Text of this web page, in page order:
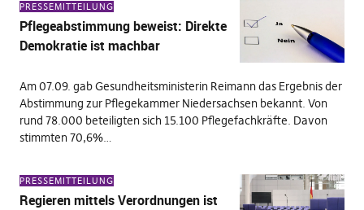
PRESSEMITTEILUNG
Pflegeabstimmung beweist: Direkte
Demokratie ist machbar
Am 07.09. gab Gesundheitsministerin Reimann das Ergebnis der
Abstimmung zur Pflegekammer Niedersachsen bekannt. Von
rund 78.000 beteiligten sich 15.100 Pflegefachkräfte. Davon
stimmten 70,6%…
PRESSEMITTEILUNG
Regieren mittels Verordnungen ist